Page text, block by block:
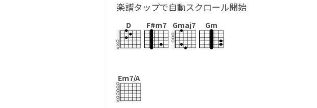
楽譜タップで自動スクロール開始
D F#m7 Gmaj7 Gm
Em7/A